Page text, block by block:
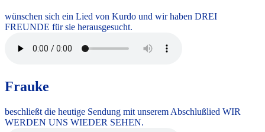
wünschen sich ein Lied von Kurdo und wir haben DREI
FREUNDE für sie herausgesucht.
Frauke
beschließt die heutige Sendung mit unserem Abschlußlied WIR
WERDEN UNS WIEDER SEHEN.